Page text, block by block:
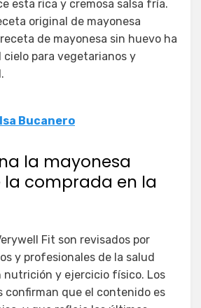
esta rica y cremosa salsa fría.
original de mayonesa
de mayonesa sin huevo ha
cielo para vegetarianos y
Bucanero
la mayonesa
la comprada en la
Fit son revisados por
y profesionales de la salud
nutrición y ejercicio físico. Los
confirman que el contenido es